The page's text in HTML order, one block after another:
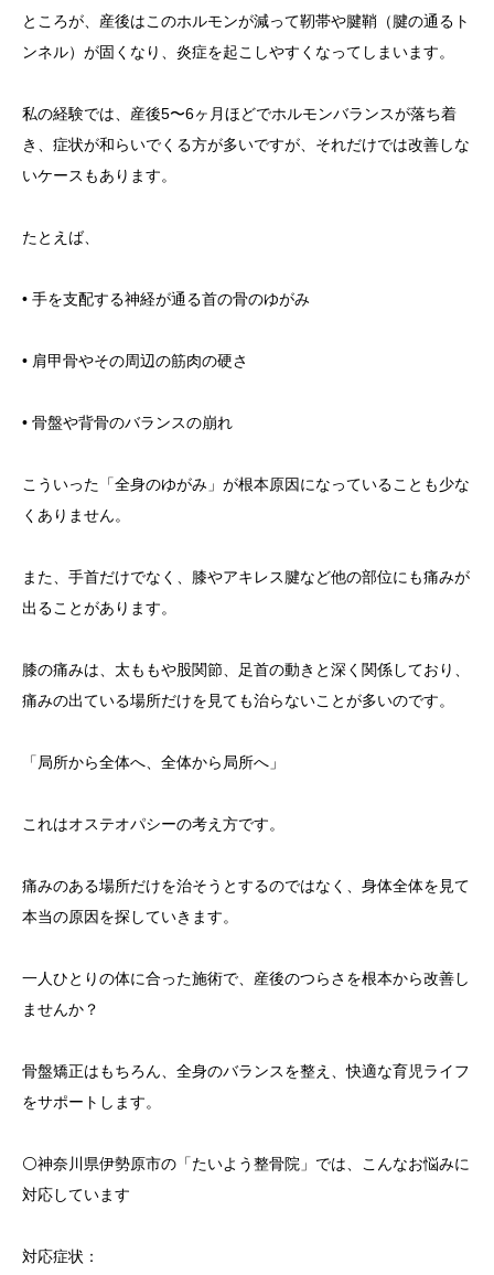
ところが、産後はこのホルモンが減って靭帯や腱鞘（腱の通るト
ンネル）が固くなり、炎症を起こしやすくなってしまいます。
私の経験では、産後5〜6ヶ月ほどでホルモンバランスが落ち着
き、症状が和らいでくる方が多いですが、それだけでは改善しな
いケースもあります。
たとえば、
• 手を支配する神経が通る首の骨のゆがみ
• 肩甲骨やその周辺の筋肉の硬さ
• 骨盤や背骨のバランスの崩れ
こういった「全身のゆがみ」が根本原因になっていることも少な
くありません。
また、手首だけでなく、膝やアキレス腱など他の部位にも痛みが
出ることがあります。
膝の痛みは、太ももや股関節、足首の動きと深く関係しており、
痛みの出ている場所だけを見ても治らないことが多いのです。
「局所から全体へ、全体から局所へ」
これはオステオパシーの考え方です。
痛みのある場所だけを治そうとするのではなく、身体全体を見て
本当の原因を探していきます。
一人ひとりの体に合った施術で、産後のつらさを根本から改善し
ませんか？
骨盤矯正はもちろん、全身のバランスを整え、快適な育児ライフ
をサポートします。
⚪️神奈川県伊勢原市の「たいよう整骨院」では、こんなお悩みに
対応しています
対応症状：